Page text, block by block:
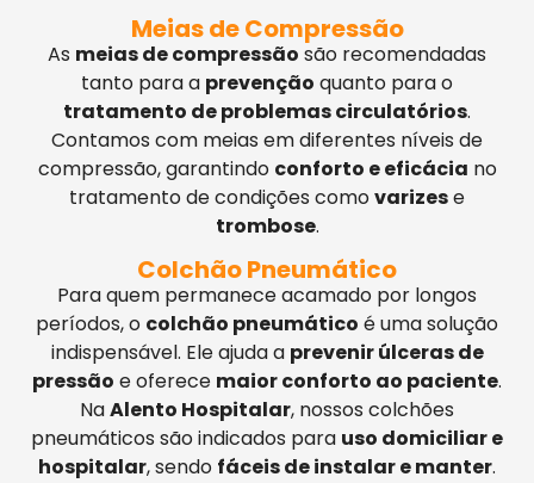
Meias de Compressão
As meias de compressão são recomendadas
tanto para a prevenção quanto para o
tratamento de problemas circulatórios.
Contamos com meias em diferentes níveis de
compressão, garantindo conforto e eficácia no
tratamento de condições comovarizese
trombose.
Colchão Pneumático
Para quem permanece acamado por longos
períodos, o colchão pneumático é uma solução
indispensável. Ele ajuda a prevenir úlceras de
pressão e oferece maior conforto ao paciente.
NaAlento Hospitalar, nossos colchões
pneumáticos são indicados para uso domiciliar e
hospitalar, sendo fáceis de instalar e manter.